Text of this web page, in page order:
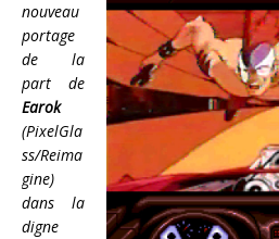
nouveau
portage
de la
part de
Earok
(PixelGla
ss/Reima
gine)
dans la
digne